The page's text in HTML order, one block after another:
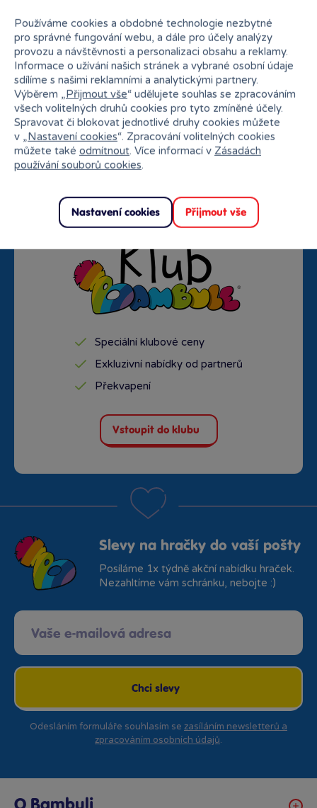
Doprava zdarma od
1500 Kč
Rezervace na prodejně
zdarma
Speciální klubové ceny
Exkluzivní nabídky od partnerů
Překvapení
Vstoupit do klubu
Slevy na hračky do vaší pošty
Posíláme 1x týdně akční nabídku hraček.
Nezahltíme vám schránku, nebojte :)
Chci slevy
Odesláním formuláře souhlasím se zasíláním newsletterů a
zpracováním osobních údajů.
Používáme cookies a obdobné technologie nezbytné
pro správné fungování webu, a dále pro účely analýzy
provozu a návštěvnosti a personalizaci obsahu a reklamy.
Informace o užívání našich stránek a vybrané osobní údaje
sdílíme s našimi reklamními a analytickými partnery.
Výběrem „Přijmout vše“ udělujete souhlas se zpracováním
všech volitelných druhů cookies pro tyto zmíněné účely.
Spravovat či blokovat jednotlivé druhy cookies můžete
v „Nastavení cookies“. Zpracování volitelných cookies
můžete také odmítnout. Více informací v Zásadách
používání souborů cookies.
Nastavení cookies Přijmout vše